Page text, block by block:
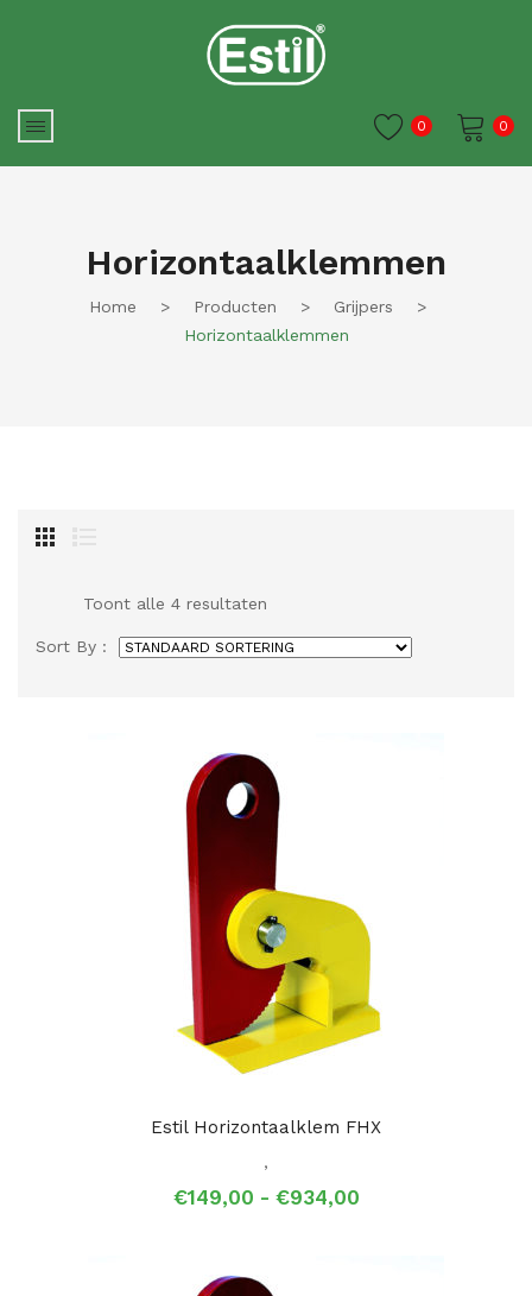
0
0
Horizontaalklemmen
Home > Producten > Grijpers
>
Horizontaalklemmen
Toont alle 4 resultaten
Sort By :
Estil Horizontaalklem FHX
,
€149,00 - €934,00Prijsklasse: